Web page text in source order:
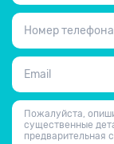
Номер телефона
Email
Пожалуйста,
существенные
предварительная